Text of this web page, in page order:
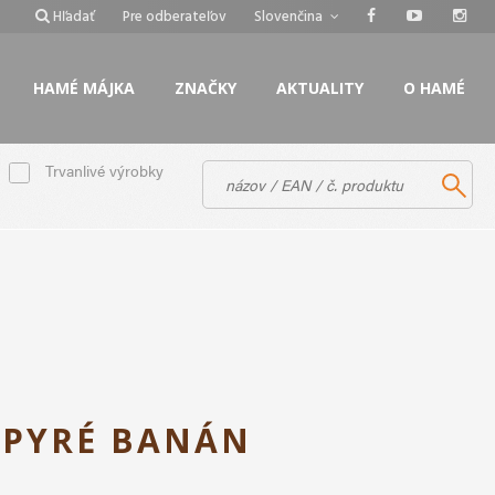
HAMÉ MÁJKA ZNAČKY AKTUALITY O HAMÉ
Slovenčina
Pre odberateľov
Hľadať
Trvanlivé výrobky
BANÁN